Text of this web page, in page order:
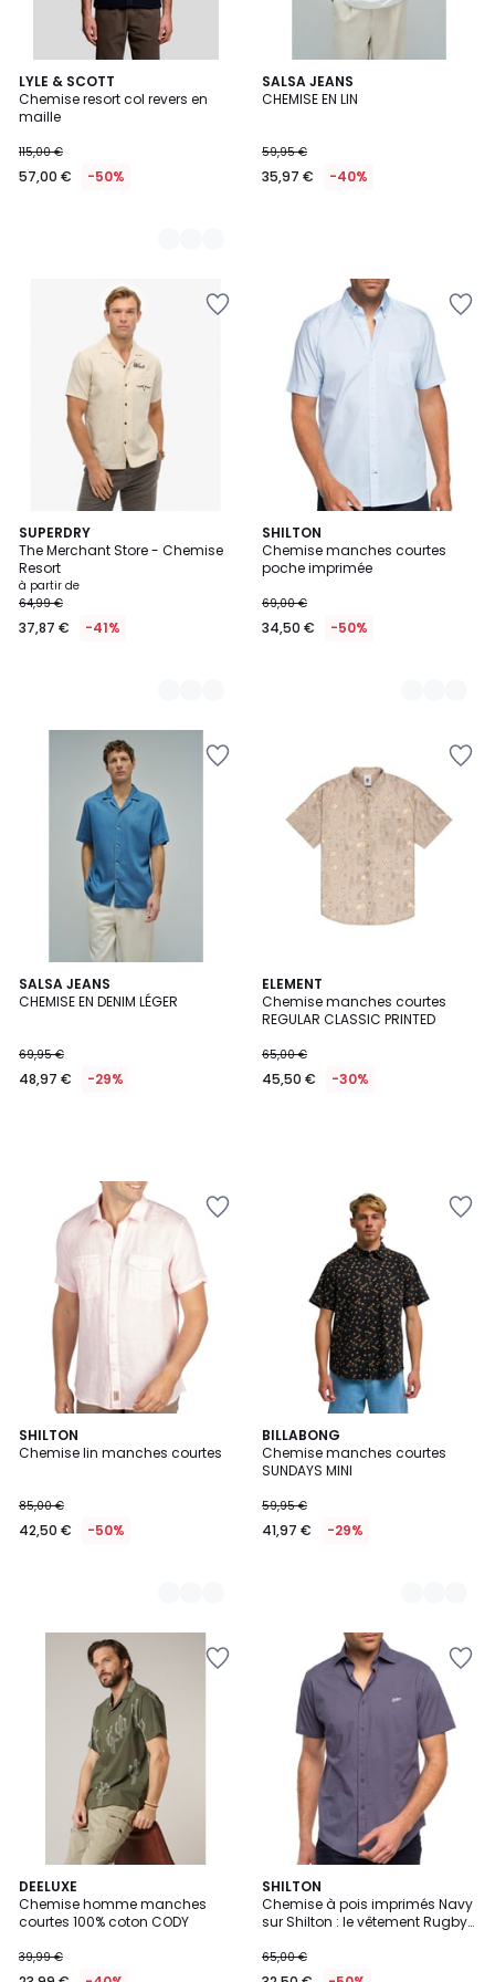
LYLE & SCOTT
Chemise resort col revers en
maille
115,00 €
57,00 € -50%
2
Couleurs
SALSA JEANS
CHEMISE EN LIN
59,95 €
35,97 € -40%
SUPERDRY
The Merchant Store - Chemise
Resort
à partir de
64,99 €
37,87 € -41%
2
Couleurs
SHILTON
Chemise manches courtes
poche imprimée
69,00 €
34,50 € -50%
2
Couleurs
SALSA JEANS
CHEMISE EN DENIM LÉGER
69,95 €
48,97 € -29%
ELEMENT
Chemise manches courtes
REGULAR CLASSIC PRINTED
65,00 €
45,50 € -30%
SHILTON
Chemise lin manches courtes
85,00 €
42,50 € -50%
3
Couleurs
BILLABONG
Chemise manches courtes
SUNDAYS MINI
59,95 €
41,97 € -29%
2
Couleurs
DEELUXE
Chemise homme manches
courtes 100% coton CODY
39,99 €
2
Couleurs
SHILTON
Chemise à pois imprimés Navy
sur Shilton : le vêtement Rugby
65,00 €
2
Couleurs